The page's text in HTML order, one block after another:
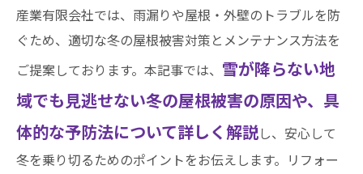
産業有限会社では、雨漏りや屋根・外壁のトラブルを防
ぐため、適切な冬の屋根被害対策とメンテナンス方法を
ご提案しております。本記事では、 雪が降らない地
域でも見逃せない冬の屋根被害の原因や、具
体的な予防法について詳しく解説し、安心して
冬を乗り切るためのポイントをお伝えします。リフォー